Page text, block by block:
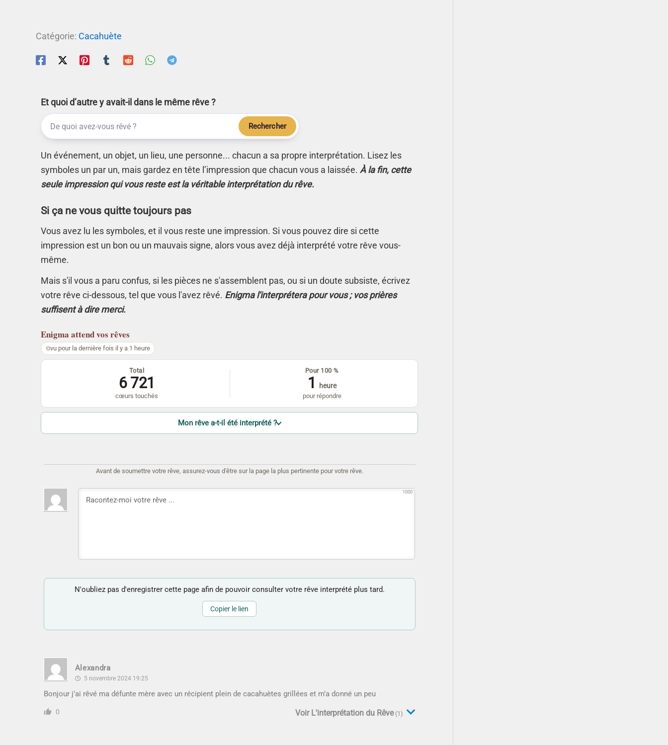
Catégorie: Cacahuète
Et quoi d’autre y avait-il dans le même rêve ?
Rechercher
Un événement, un objet, un lieu, une personne... chacun a sa propre interprétation. Lisez les
symboles un par un, mais gardez en tête l’impression que chacun vous a laissée. À la fin, cette
seule impression qui vous reste est la véritable interprétation du rêve.
Si ça ne vous quitte toujours pas
Vous avez lu les symboles, et il vous reste une impression. Si vous pouvez dire si cette
impression est un bon ou un mauvais signe, alors vous avez déjà interprété votre rêve vous-
même.
Mais s'il vous a paru confus, si les pièces ne s'assemblent pas, ou si un doute subsiste, écrivez
votre rêve ci-dessous, tel que vous l'avez rêvé. Enigma l'interprétera pour vous ; vos prières
suffisent à dire merci.
Enigma attend vos rêves
vu pour la dernière fois il y a 1 heure
Total
6 721
cœurs touchés
Pour 100 %
1 heure
pour répondre
Mon rêve a-t-il été interprété ?
Avant de soumettre votre rêve, assurez-vous d'être sur la page la plus pertinente pour votre rêve.
1000
N'oubliez pas d'enregistrer cette page afin de pouvoir consulter votre rêve interprété plus tard.
Copier le lien
Alexandra
5 novembre 2024 19:25
Bonjour j’ai rêvé ma défunte mère avec un récipient plein de cacahuètes grillées et m’a donné un peu
0 Voir L'interprétation du Rêve(1)